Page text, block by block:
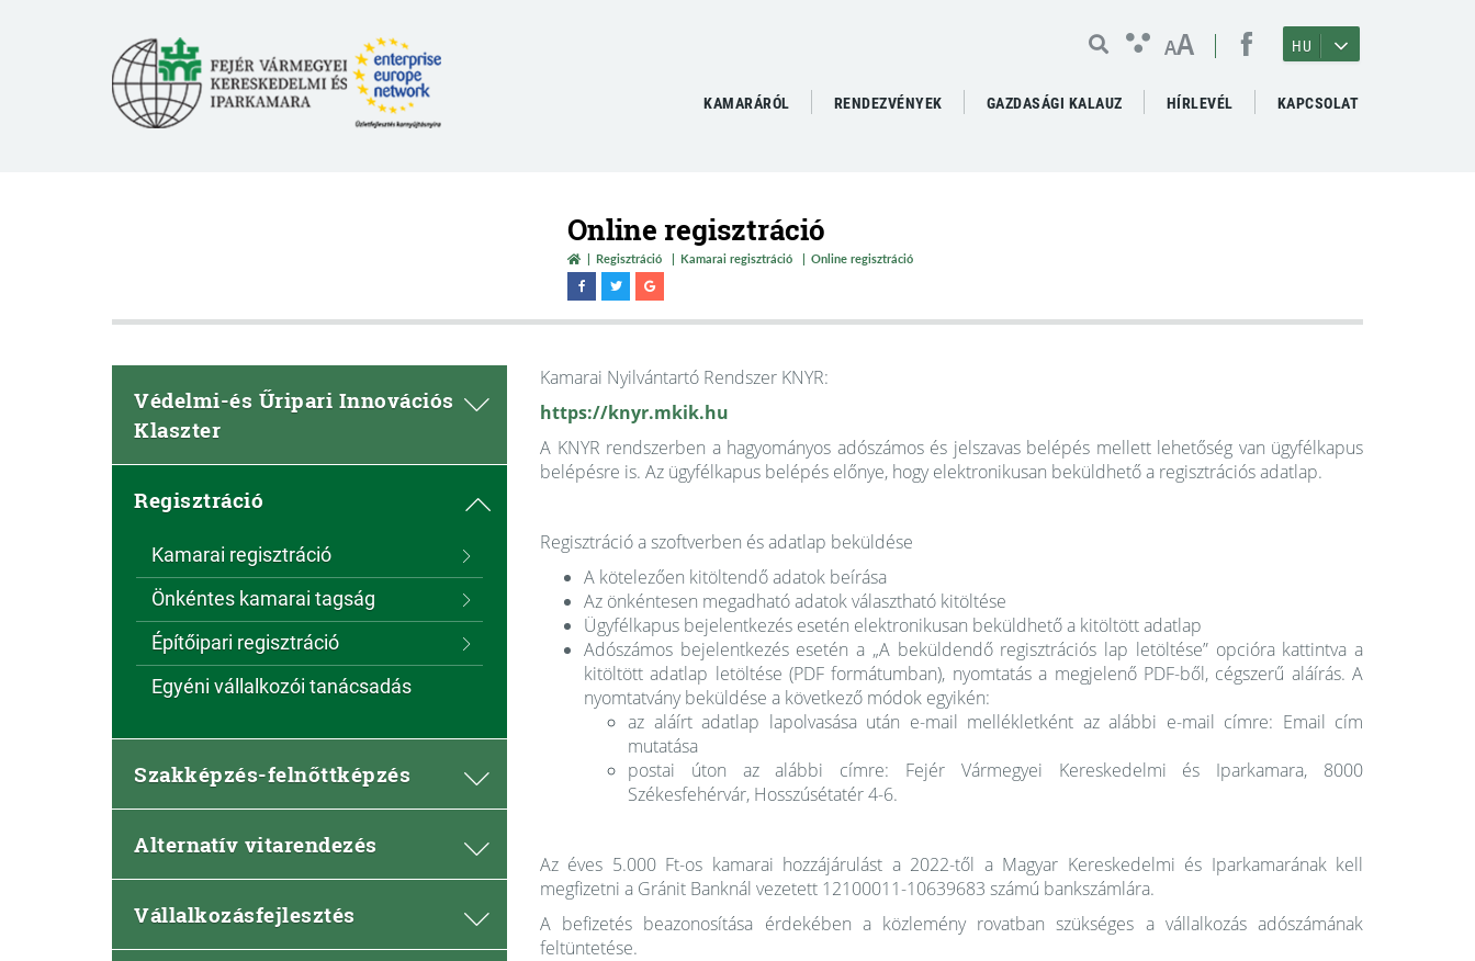
AA HU
KAMARÁRÓL RENDEZVÉNYEK GAZDASÁGI KALAUZ HÍRLEVÉL KAPCSOLAT
Online regisztráció
Regisztráció Kamarai regisztráció Online regisztráció
Védelmi-és Űripari Innovációs
Klaszter
Regisztráció
Kamarai regisztráció
Önkéntes kamarai tagság
Építőipari regisztráció
Egyéni vállalkozói tanácsadás
Szakképzés-felnőttképzés
Alternatív vitarendezés
Vállalkozásfejlesztés
Kamarai Nyilvántartó Rendszer KNYR:
https://knyr.mkik.hu
A KNYR rendszerben a hagyományos adószámos és jelszavas belépés mellett lehetőség van ügyfélkapus
belépésre is. Az ügyfélkapus belépés előnye, hogy elektronikusan beküldhető a regisztrációs adatlap.
Regisztráció a szoftverben és adatlap beküldése
A kötelezően kitöltendő adatok beírása
Az önkéntesen megadható adatok választható kitöltése
Ügyfélkapus bejelentkezés esetén elektronikusan beküldhető a kitöltött adatlap
Adószámos bejelentkezés esetén a „A beküldendő regisztrációs lap letöltése” opcióra kattintva a
kitöltött adatlap letöltése (PDF formátumban), nyomtatás a megjelenő PDF-ből, cégszerű aláírás. A
nyomtatvány beküldése a következő módok egyikén:
az aláírt adatlap lapolvasása után e-mail mellékletként az alábbi e-mail címre: Email cím
mutatása
postai úton az alábbi címre: Fejér Vármegyei Kereskedelmi és Iparkamara, 8000
Székesfehérvár, Hosszúsétatér 4-6.
Az éves 5.000 Ft-os kamarai hozzájárulást a 2022-től a Magyar Kereskedelmi és Iparkamarának kell
megfizetni a Gránit Banknál vezetett 12100011-10639683 számú bankszámlára.
A befizetés beazonosítása érdekében a közlemény rovatban szükséges a vállalkozás adószámának
feltüntetése.